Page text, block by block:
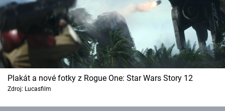
Plakát a nové fotky z Rogue One: Star Wars Story 12
Zdroj: Lucasfilm